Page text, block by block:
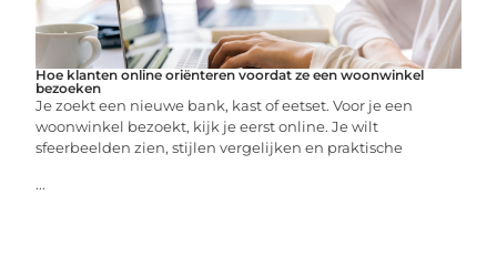
Hoe klanten online oriënteren voordat ze een woonwinkel
bezoeken
Je zoekt een nieuwe bank, kast of eetset. Voor je een
woonwinkel bezoekt, kijk je eerst online. Je wilt
sfeerbeelden zien, stijlen vergelijken en praktische
...